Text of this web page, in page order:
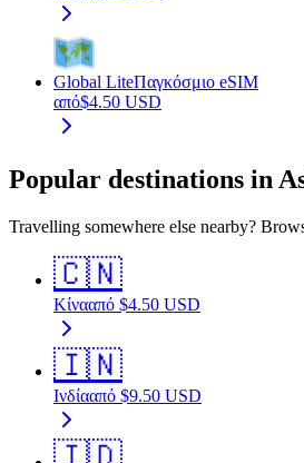
Global LiteΠαγκόσμιο eSIM
από$4.50 USD
Popular destinations in
Travelling somewhere else nearby?
🇨🇳
Κίνααπό $4.50 USD
🇮🇳
Ινδίααπό $9.50 USD